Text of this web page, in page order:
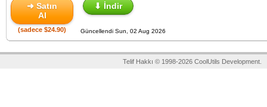
➜ Satın
Al
⬇ İndir
(sadece $24.90) Güncellendi Sun, 02 Aug 2026
Telif Hakkı © 1998-2026 CoolUtils Development.